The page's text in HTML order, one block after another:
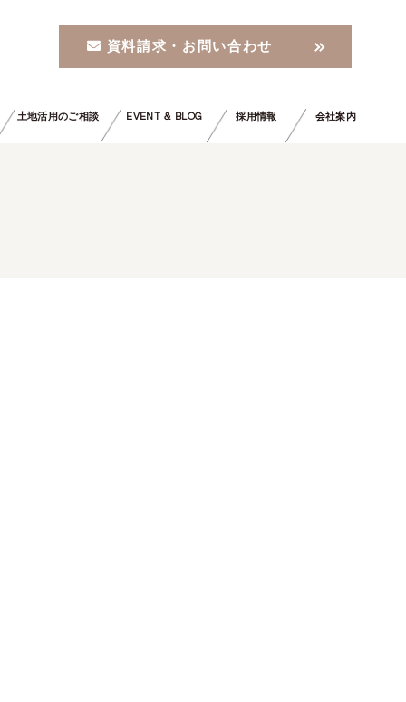
資料請求・お問い合わせ
土地活用のご相談 EVENT ＆ BLOG 採用情報 会社案内